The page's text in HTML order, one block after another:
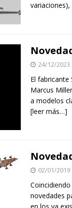
24/12/2023
El
Marcus
a modelos
[leer más…]
02/01/2019
novedades